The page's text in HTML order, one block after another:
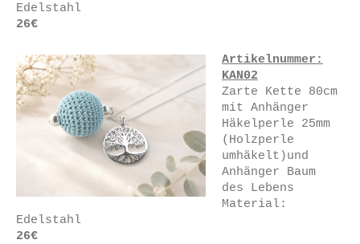
Edelstahl
26€
Artikelnummer:
KAN02
Zarte Kette 80cm
mit Anhänger
Häkelperle 25mm
(Holzperle
umhäkelt)und
Anhänger Baum
des Lebens
Material:
Edelstahl
26€